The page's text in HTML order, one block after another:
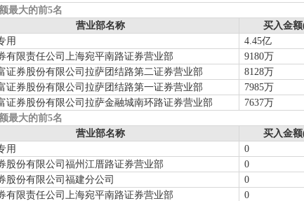
01-01
诉讼仲裁 公司涉及1起诉讼仲裁事件 查看详情
股东大会 于2024-12-27召开2024年第四次临时股东大
11-27
2024-11-27，变动前：张涛，变动后：王洪亮
11-05
龙虎榜
买入总额7.741亿元，卖出总额9.336亿元，
离值累计达到20%的证券
最大的前5名
营业部名称
买入金
用
4.45亿
有限责任公司上海宛平南路证券营业部
9180万
证券股份有限公司拉萨团结路第二证券营业部
8128万
证券股份有限公司拉萨团结路第一证券营业部
7985万
证券股份有限公司拉萨金融城南环路证券营业部
7637万
最大的前5名
营业部名称
买入金
用
0
股份有限公司福州江厝路证券营业部
0
股份有限公司福建分公司
0
有限责任公司上海宛平南路证券营业部
0